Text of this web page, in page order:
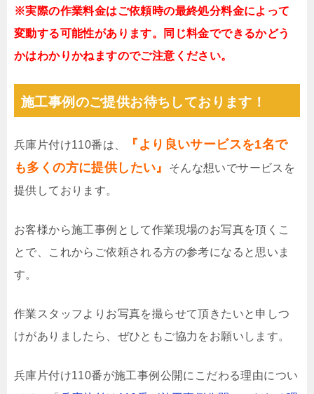
※実際の作業料金はご依頼時の最終処分料金によって
変動する可能性があります。同じ料金でできるかどう
かはわかりかねますのでご注意ください。
施工事例のご提供お待ちしております！
兵庫片付け110番は、
『より良いサービスを1名で
も多くの方に提供したい』
そんな想いでサービスを
提供しております。
お客様から施工事例として作業現場のお写真を頂くこ
とで、これからご依頼される方の参考になると思いま
す。
作業スタッフよりお写真を撮らせて頂きたいと申しつ
けがありましたら、ぜひともご協力をお願いします。
兵庫片付け110番が施工事例公開にこだわる理由につい